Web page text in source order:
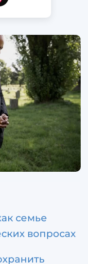
семье
вопросах